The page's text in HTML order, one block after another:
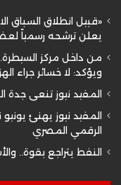
«قبيل انطلاق السباق
يعلن ترشحه رسمياً
من داخل مركز
ويؤكد: لا خسائر جراء
المفيد نيوز تنعى
المفيد نيوز يهنئ يونيو
الرقمي المصري
النفط يتراجع بقوة..